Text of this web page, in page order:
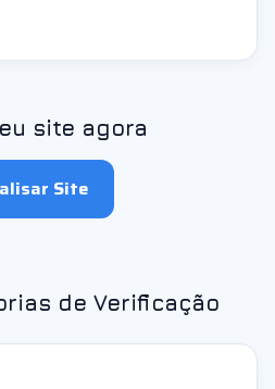
site agora
Site
de Verificação